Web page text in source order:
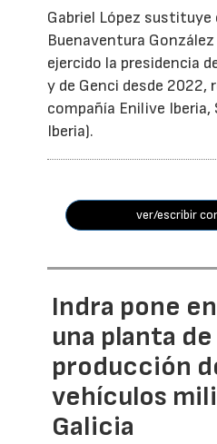
Gabriel López
Buenaventura
ejercido la presidencia
y de Genci desde 2022,
compañía Enilive Iberia,
Iberia).
ver/escribir
Indra pone
una planta de
producción
vehículos
Galicia